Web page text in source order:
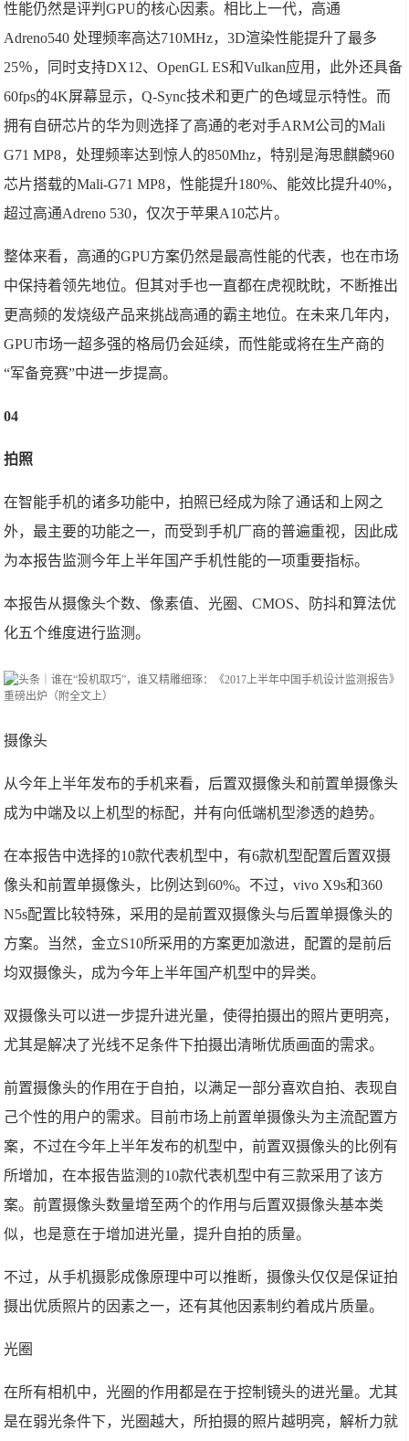
性能仍然是评判GPU的核心因素。相比上一代，高通
Adreno540 处理频率高达710MHz，3D渲染性能提升了最多
25％，同时支持DX12、OpenGL ES和Vulkan应用，此外还具备
60fps的4K屏幕显示，Q-Sync技术和更广的色域显示特性。而
拥有自研芯片的华为则选择了高通的老对手ARM公司的Mali
G71 MP8，处理频率达到惊人的850Mhz，特别是海思麒麟960
芯片搭载的Mali-G71 MP8，性能提升180%、能效比提升40%，
超过高通Adreno 530，仅次于苹果A10芯片。
整体来看，高通的GPU方案仍然是最高性能的代表，也在市场
中保持着领先地位。但其对手也一直都在虎视眈眈，不断推出
更高频的发烧级产品来挑战高通的霸主地位。在未来几年内，
GPU市场一超多强的格局仍会延续，而性能或将在生产商的
“军备竞赛”中进一步提高。
04
拍照
在智能手机的诸多功能中，拍照已经成为除了通话和上网之
外，最主要的功能之一，而受到手机厂商的普遍重视，因此成
为本报告监测今年上半年国产手机性能的一项重要指标。
本报告从摄像头个数、像素值、光圈、CMOS、防抖和算法优
化五个维度进行监测。
摄像头
从今年上半年发布的手机来看，后置双摄像头和前置单摄像头
成为中端及以上机型的标配，并有向低端机型渗透的趋势。
在本报告中选择的10款代表机型中，有6款机型配置后置双摄
像头和前置单摄像头，比例达到60%。不过，vivo X9s和360
N5s配置比较特殊，采用的是前置双摄像头与后置单摄像头的
方案。当然，金立S10所采用的方案更加激进，配置的是前后
均双摄像头，成为今年上半年国产机型中的异类。
双摄像头可以进一步提升进光量，使得拍摄出的照片更明亮，
尤其是解决了光线不足条件下拍摄出清晰优质画面的需求。
前置摄像头的作用在于自拍，以满足一部分喜欢自拍、表现自
己个性的用户的需求。目前市场上前置单摄像头为主流配置方
案，不过在今年上半年发布的机型中，前置双摄像头的比例有
所增加，在本报告监测的10款代表机型中有三款采用了该方
案。前置摄像头数量增至两个的作用与后置双摄像头基本类
似，也是意在于增加进光量，提升自拍的质量。
不过，从手机摄影成像原理中可以推断，摄像头仅仅是保证拍
摄出优质照片的因素之一，还有其他因素制约着成片质量。
光圈
在所有相机中，光圈的作用都是在于控制镜头的进光量。尤其
是在弱光条件下，光圈越大，所拍摄的照片越明亮，解析力就